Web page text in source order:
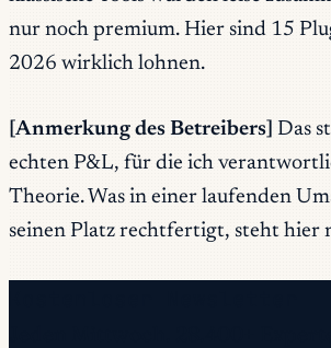
nur noch premium. Hier sind 15
2026 wirklich lohnen.
[Anmerkung des Betreibers] Das
echten P&L, für die ich
Theorie. Was in einer laufenden
seinen Platz rechtfertigt, steht hier